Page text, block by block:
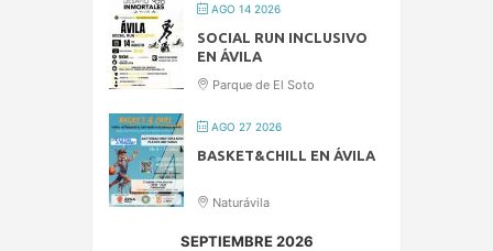
AGO 14 2026
SOCIAL RUN INCLUSIVO
EN ÁVILA
Parque de El Soto
AGO 27 2026
BASKET&CHILL EN ÁVILA
Naturávila
SEPTIEMBRE 2026